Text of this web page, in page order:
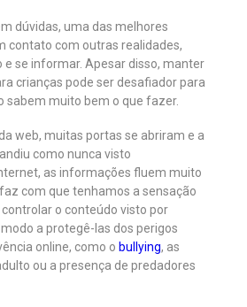
dúvidas, uma das melhores
contato com outras realidades,
se informar. Apesar disso, manter
crianças pode ser desafiador para
sabem muito bem o que fazer.
web, muitas portas se abriram e a
como nunca visto
as informações fluem muito
com que tenhamos a sensação
o conteúdo visto por
a protegê-las dos perigos
online, como o bullying, as
ou a presença de predadores